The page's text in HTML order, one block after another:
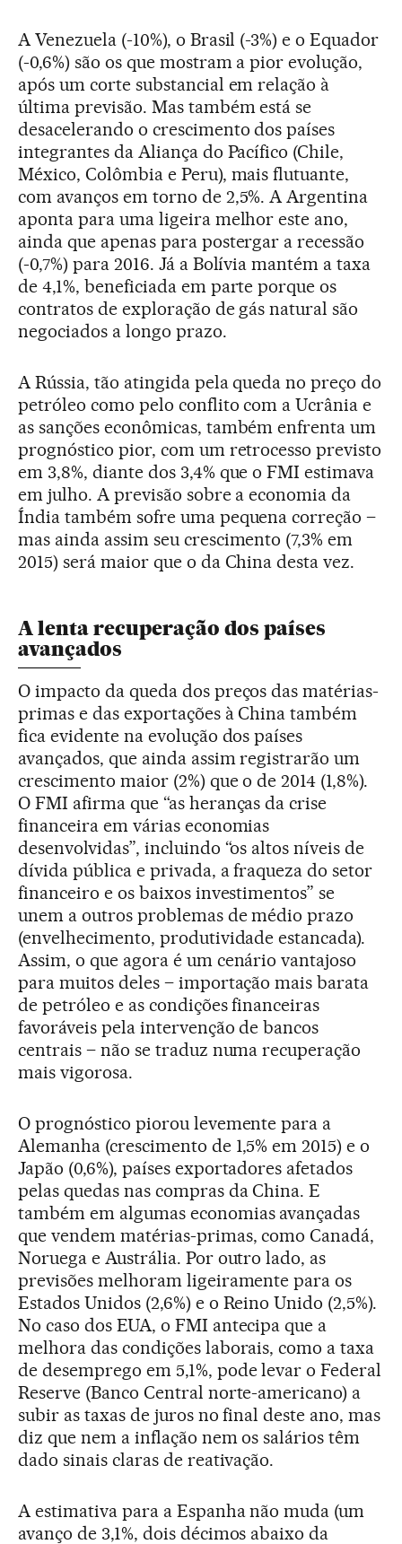
A Venezuela (-10%), o Brasil (-3%) e o Equador
(-0,6%) são os que mostram a pior evolução,
após um corte substancial em relação à
última previsão. Mas também está se
desacelerando o crescimento dos países
integrantes da Aliança do Pacífico (Chile,
México, Colômbia e Peru), mais flutuante,
com avanços em torno de 2,5%. A Argentina
aponta para uma ligeira melhor este ano,
ainda que apenas para postergar a recessão
(-0,7%) para 2016. Já a Bolívia mantém a taxa
de 4,1%, beneficiada em parte porque os
contratos de exploração de gás natural são
negociados a longo prazo.
A Rússia, tão atingida pela queda no preço do
petróleo como pelo conflito com a Ucrânia e
as sanções econômicas, também enfrenta um
prognóstico pior, com um retrocesso previsto
em 3,8%, diante dos 3,4% que o FMI estimava
em julho. A previsão sobre a economia da
Índia também sofre uma pequena correção –
mas ainda assim seu crescimento (7,3% em
2015) será maior que o da China desta vez.
A lenta recuperação dos países
avançados
O impacto da queda dos preços das matérias-
primas e das exportações à China também
fica evidente na evolução dos países
avançados, que ainda assim registrarão um
crescimento maior (2%) que o de 2014 (1,8%).
O FMI afirma que “as heranças da crise
financeira em várias economias
desenvolvidas”, incluindo “os altos níveis de
dívida pública e privada, a fraqueza do setor
financeiro e os baixos investimentos” se
unem a outros problemas de médio prazo
(envelhecimento, produtividade estancada).
Assim, o que agora é um cenário vantajoso
para muitos deles – importação mais barata
de petróleo e as condições financeiras
favoráveis pela intervenção de bancos
centrais – não se traduz numa recuperação
mais vigorosa.
O prognóstico piorou levemente para a
Alemanha (crescimento de 1,5% em 2015) e o
Japão (0,6%), países exportadores afetados
pelas quedas nas compras da China. E
também em algumas economias avançadas
que vendem matérias-primas, como Canadá,
Noruega e Austrália. Por outro lado, as
previsões melhoram ligeiramente para os
Estados Unidos (2,6%) e o Reino Unido (2,5%).
No caso dos EUA, o FMI antecipa que a
melhora das condições laborais, como a taxa
de desemprego em 5,1%, pode levar o Federal
Reserve (Banco Central norte-americano) a
subir as taxas de juros no final deste ano, mas
diz que nem a inflação nem os salários têm
dado sinais claras de reativação.
A estimativa para a Espanha não muda (um
avanço de 3,1%, dois décimos abaixo da